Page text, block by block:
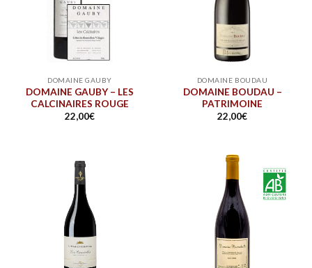
DOMAINE GAUBY
DOMAINE GAUBY – LES
CALCINAIRES ROUGE
22,00€
DOMAINE BOUDAU
DOMAINE BOUDAU –
PATRIMOINE
22,00€